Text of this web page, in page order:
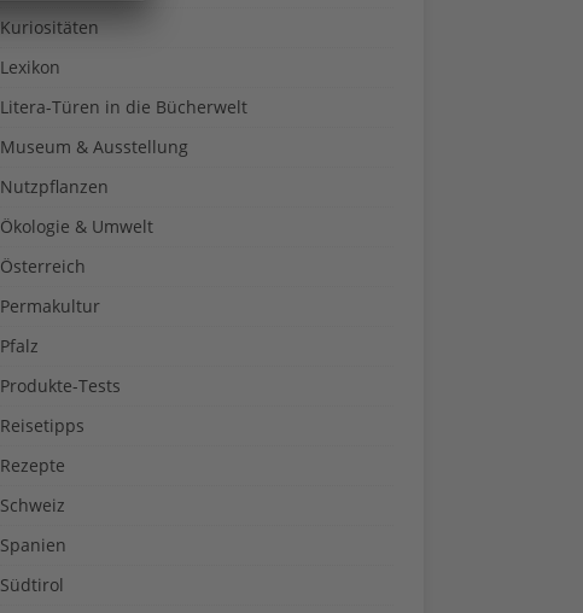
Kuriositäten
Lexikon
Litera-Türen in die Bücherwelt
Museum & Ausstellung
Nutzpflanzen
Ökologie & Umwelt
Österreich
Permakultur
Pfalz
Produkte-Tests
Reisetipps
Rezepte
Schweiz
Spanien
Südtirol